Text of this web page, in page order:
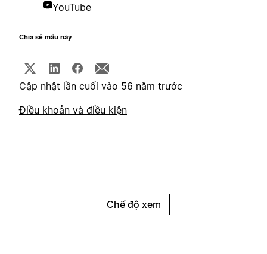
YouTube
Chia sẻ mẫu này
Cập nhật lần cuối vào 56 năm trước
Điều khoản và điều kiện
Chế độ xem